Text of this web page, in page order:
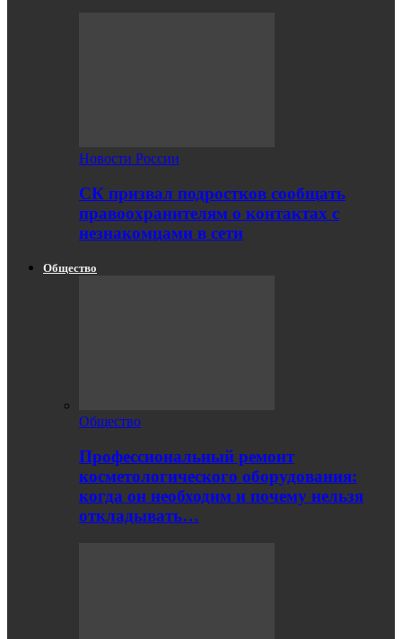
Новости России
СК призвал подростков сообщать
правоохранителям о контактах с
незнакомцами в сети
Общество
Общество
Профессиональный ремонт
косметологического оборудования:
когда он необходим и почему нельзя
откладывать…